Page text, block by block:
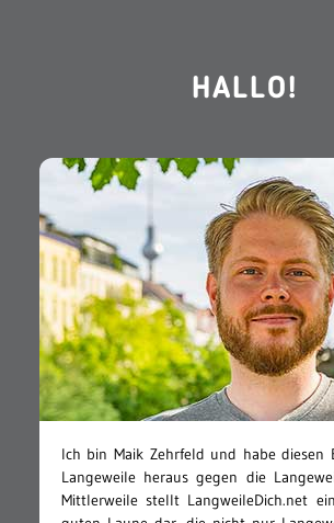
HALLO!
Ich bin Maik Zehrfeld und habe diesen
Langeweile heraus gegen die
Mittlerweile stellt LangweileDich.net